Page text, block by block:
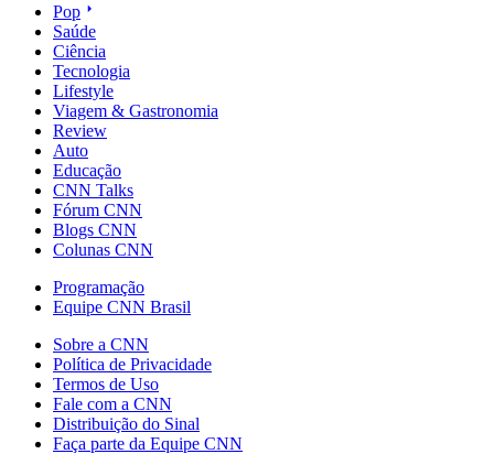
Pop
Saúde
Ciência
Tecnologia
Lifestyle
Viagem & Gastronomia
Review
Auto
Educação
CNN Talks
Fórum CNN
Blogs CNN
Colunas CNN
Programação
Equipe CNN Brasil
Sobre a CNN
Política de Privacidade
Termos de Uso
Fale com a CNN
Distribuição do Sinal
Faça parte da Equipe CNN